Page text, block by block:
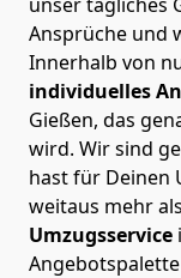
Ansprüche und
Innerhalb von
individuelles
Gießen, das
wird. Wir sind
hast für Deinen
weitaus mehr
Umzugsservice